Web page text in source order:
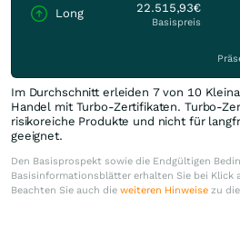
Long 22.515,93€
Basispreis
Im Durchschnitt erleiden 7 von 10
Handel mit Turbo-Zertifikaten. Turbo-
risikoreiche Produkte und nicht für
geeignet.
Den Basisprospekt sowie die Endgültigen
Basisinformationsblätter erhalten Sie bei Klick
Beachten Sie auch die weiteren Hinweise zu